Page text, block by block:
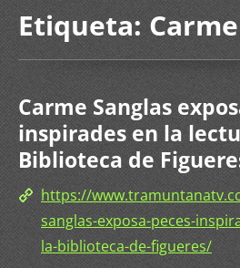
Etiqueta:
Carme Sanglas
inspirades en la
Biblioteca de
https://
sanglas-exposa-peces-
la-biblioteca-de-figueres/